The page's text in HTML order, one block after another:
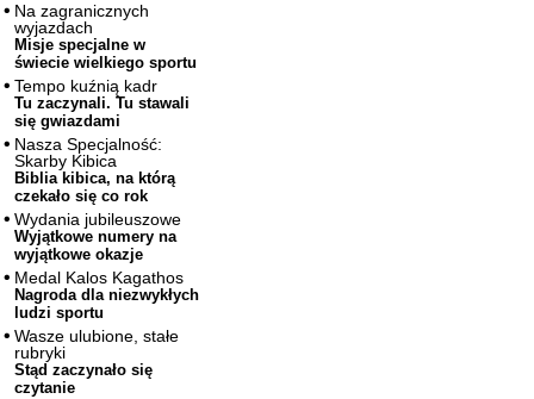
Na zagranicznych
wyjazdach
Misje specjalne w
świecie wielkiego sportu
Tempo kuźnią kadr
Tu zaczynali. Tu stawali
się gwiazdami
Nasza Specjalność:
Skarby Kibica
Biblia kibica, na którą
czekało się co rok
Wydania jubileuszowe
Wyjątkowe numery na
wyjątkowe okazje
Medal Kalos Kagathos
Nagroda dla niezwykłych
ludzi sportu
Wasze ulubione, stałe
rubryki
Stąd zaczynało się
czytanie